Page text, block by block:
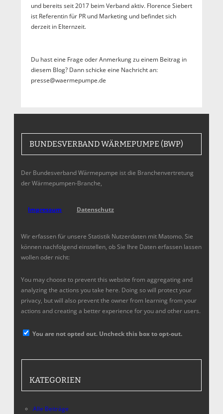
und bereits seit 2017 beim Verband aktiv. Florence Siebert
ist Referentin für PR und Marketing und befindet sich
derzeit in Elternzeit.
Du hast eine Frage oder Anmerkung zu einem Beitrag in
diesem Blog? Dann schicke eine Nachricht an:
presse@waermepumpe.de
BUNDESVERBAND WÄRMEPUMPE (BWP)
Der Bundesverband Wärmepumpe ist die Branchenvertretung
der Wärmepumpen-Branche,
Impressum Datenschutz
Wir erfassen für unsere Statistik Nutzerdaten mit Matomo. Sie
können nachfolgend einstellen, ob Sie Ihre Daten erfassen lassen
wollen oder nicht:
You may choose to prevent this website from aggregating and
analyzing the actions you take here. Doing so will protect your
privacy, but will also prevent the owner from learning from your
actions and creating a better experience for you and other users.
You are not opted out. Uncheck this box to opt-out.
KATEGORIEN
Alle Beiträge